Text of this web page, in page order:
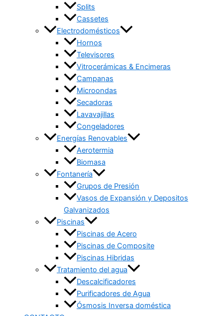
Splits
Cassetes
Electrodomésticos
Hornos
Televisores
Vitrocerámicas & Encimeras
Campanas
Microondas
Secadoras
Lavavajillas
Congeladores
Energías Renovables
Aerotermia
Biomasa
Fontanería
Grupos de Presión
Vasos de Expansión y Depositos
Galvanizados
Piscinas
Piscinas de Acero
Piscinas de Composite
Piscinas Hibridas
Tratamiento del agua
Descalcificadores
Purificadores de Agua
Ósmosis Inversa doméstica